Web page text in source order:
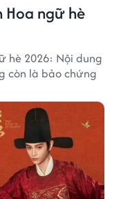
Hoa ngữ hè
hè 2026: Nội dung
còn là bảo chứng